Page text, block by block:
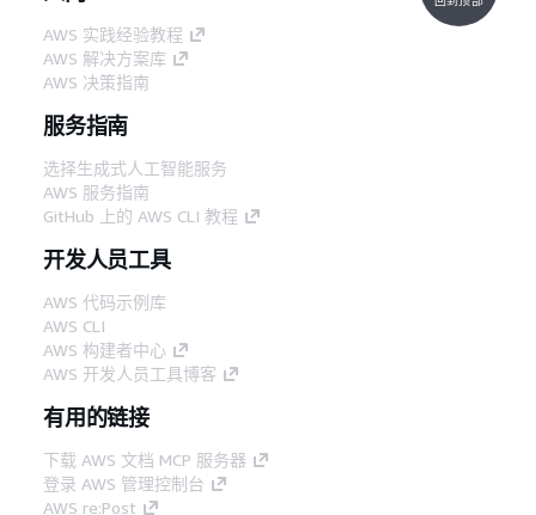
AWS 实践经验教程
AWS 解决方案库
AWS 决策指南
服务指南
选择生成式人工智能服务
AWS 服务指南
GitHub 上的 AWS CLI 教程
开发人员工具
AWS 代码示例库
AWS CLI
AWS 构建者中心
AWS 开发人员工具博客
有用的链接
下载 AWS 文档 MCP 服务器
登录 AWS 管理控制台
AWS re:Post